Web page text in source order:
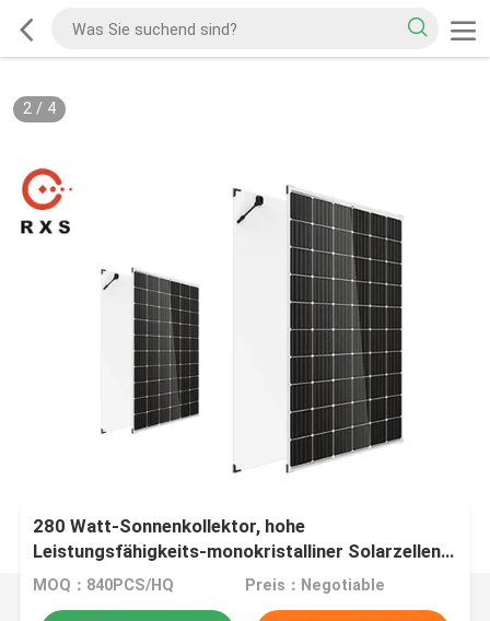
3/ 4
280 Watt-Sonnenkollektor, hohe
Leistungsfähigkeits-monokristalliner Solarzellen-
hoher brenzlige Stelle-Widerstand
MOQ：840PCS/HQ Preis：Negotiable